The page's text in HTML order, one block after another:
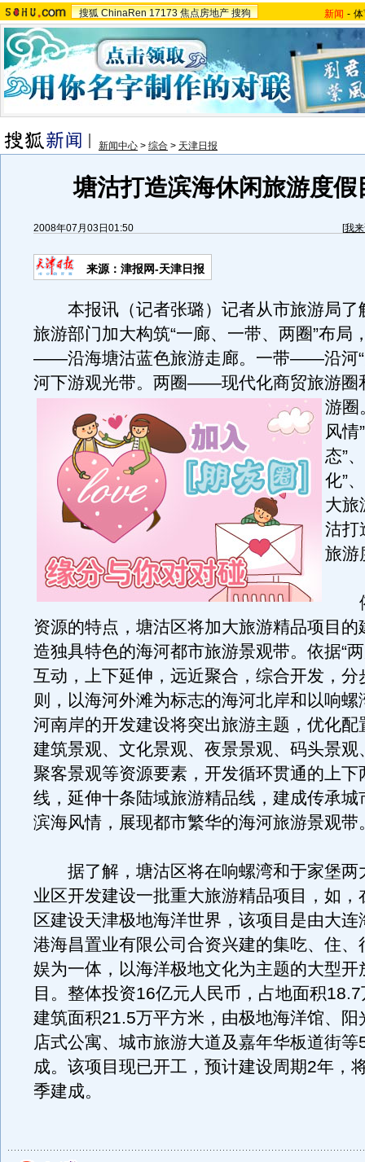
搜狐 ChinaRen 17173 焦点房地产 搜狗 新闻 -
新闻中心 > 综合 > 天津日报
塘沽打造滨海休闲旅游度假
2008年07月03日01:50 [我
来源：津报网-天津日报
本报讯（记者张璐）记者从市旅游局了
旅游部门加大构筑“一廊、一带、两圈”布局
——沿海塘沽蓝色旅游走廊。一带——沿河“
河下游观光带。两圈——现代化商贸旅游圈
游圈
风情
态”
化”
大旅
沽打
旅游
依
资源的特点，塘沽区将加大旅游精品项目的
造独具特色的海河都市旅游景观带。依据“
互动，上下延伸，远近聚合，综合开发，分
则，以海河外滩为标志的海河北岸和以响螺
河南岸的开发建设将突出旅游主题，优化配
建筑景观、文化景观、夜景景观、码头景观
聚客景观等资源要素，开发循环贯通的上下
线，延伸十条陆域旅游精品线，建成传承城
滨海风情，展现都市繁华的海河旅游景观带
据了解，塘沽区将在响螺湾和于家堡两
业区开发建设一批重大旅游精品项目，如，
区建设天津极地海洋世界，该项目是由大连
港海昌置业有限公司合资兴建的集吃、住、
娱为一体，以海洋极地文化为主题的大型开
目。整体投资16亿元人民币，占地面积
建筑面积21.5万平方米，由极地海洋馆、阳
店式公寓、城市旅游大道及嘉年华板道街等
成。该项目现已开工，预计建设周期2年，
季建成。